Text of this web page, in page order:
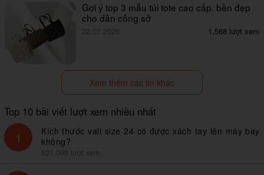
Gợi ý top 3 mẫu túi tote cao cấp, bền đẹp
cho dân công sở
22.07.2026 1,568 lượt xem
Xem thêm các tin khác
Top 10 bài viết lượt xem nhiều nhất
1
Kích thước vali size 24 có được xách tay lên máy bay
không?
621,098 lượt xem